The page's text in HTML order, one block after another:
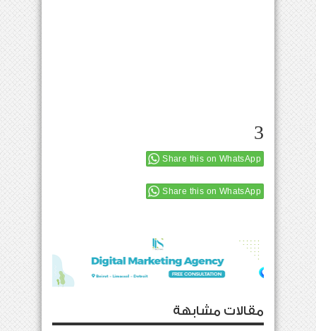
3
Share this on WhatsApp
Share this on WhatsApp
مقالات مشابهة